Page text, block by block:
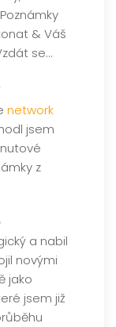
network
jsem
z
a nabil
novými
jako
jsem již